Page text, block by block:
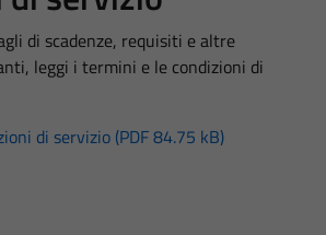
di scadenze, requisiti e altre
leggi i termini e le condizioni di
di servizio (PDF 84.75 kB)